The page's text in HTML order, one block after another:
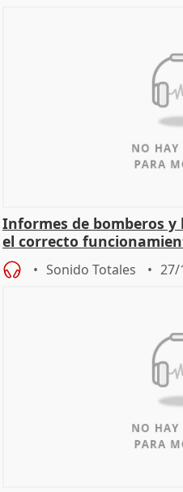
Informes de bomberos
el correcto
Mérida
Sonido Totales 27/